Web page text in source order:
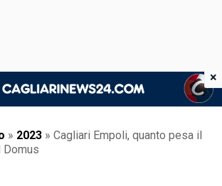
» 2023 » Cagliari Empoli, quanto pesa il
Domus
×